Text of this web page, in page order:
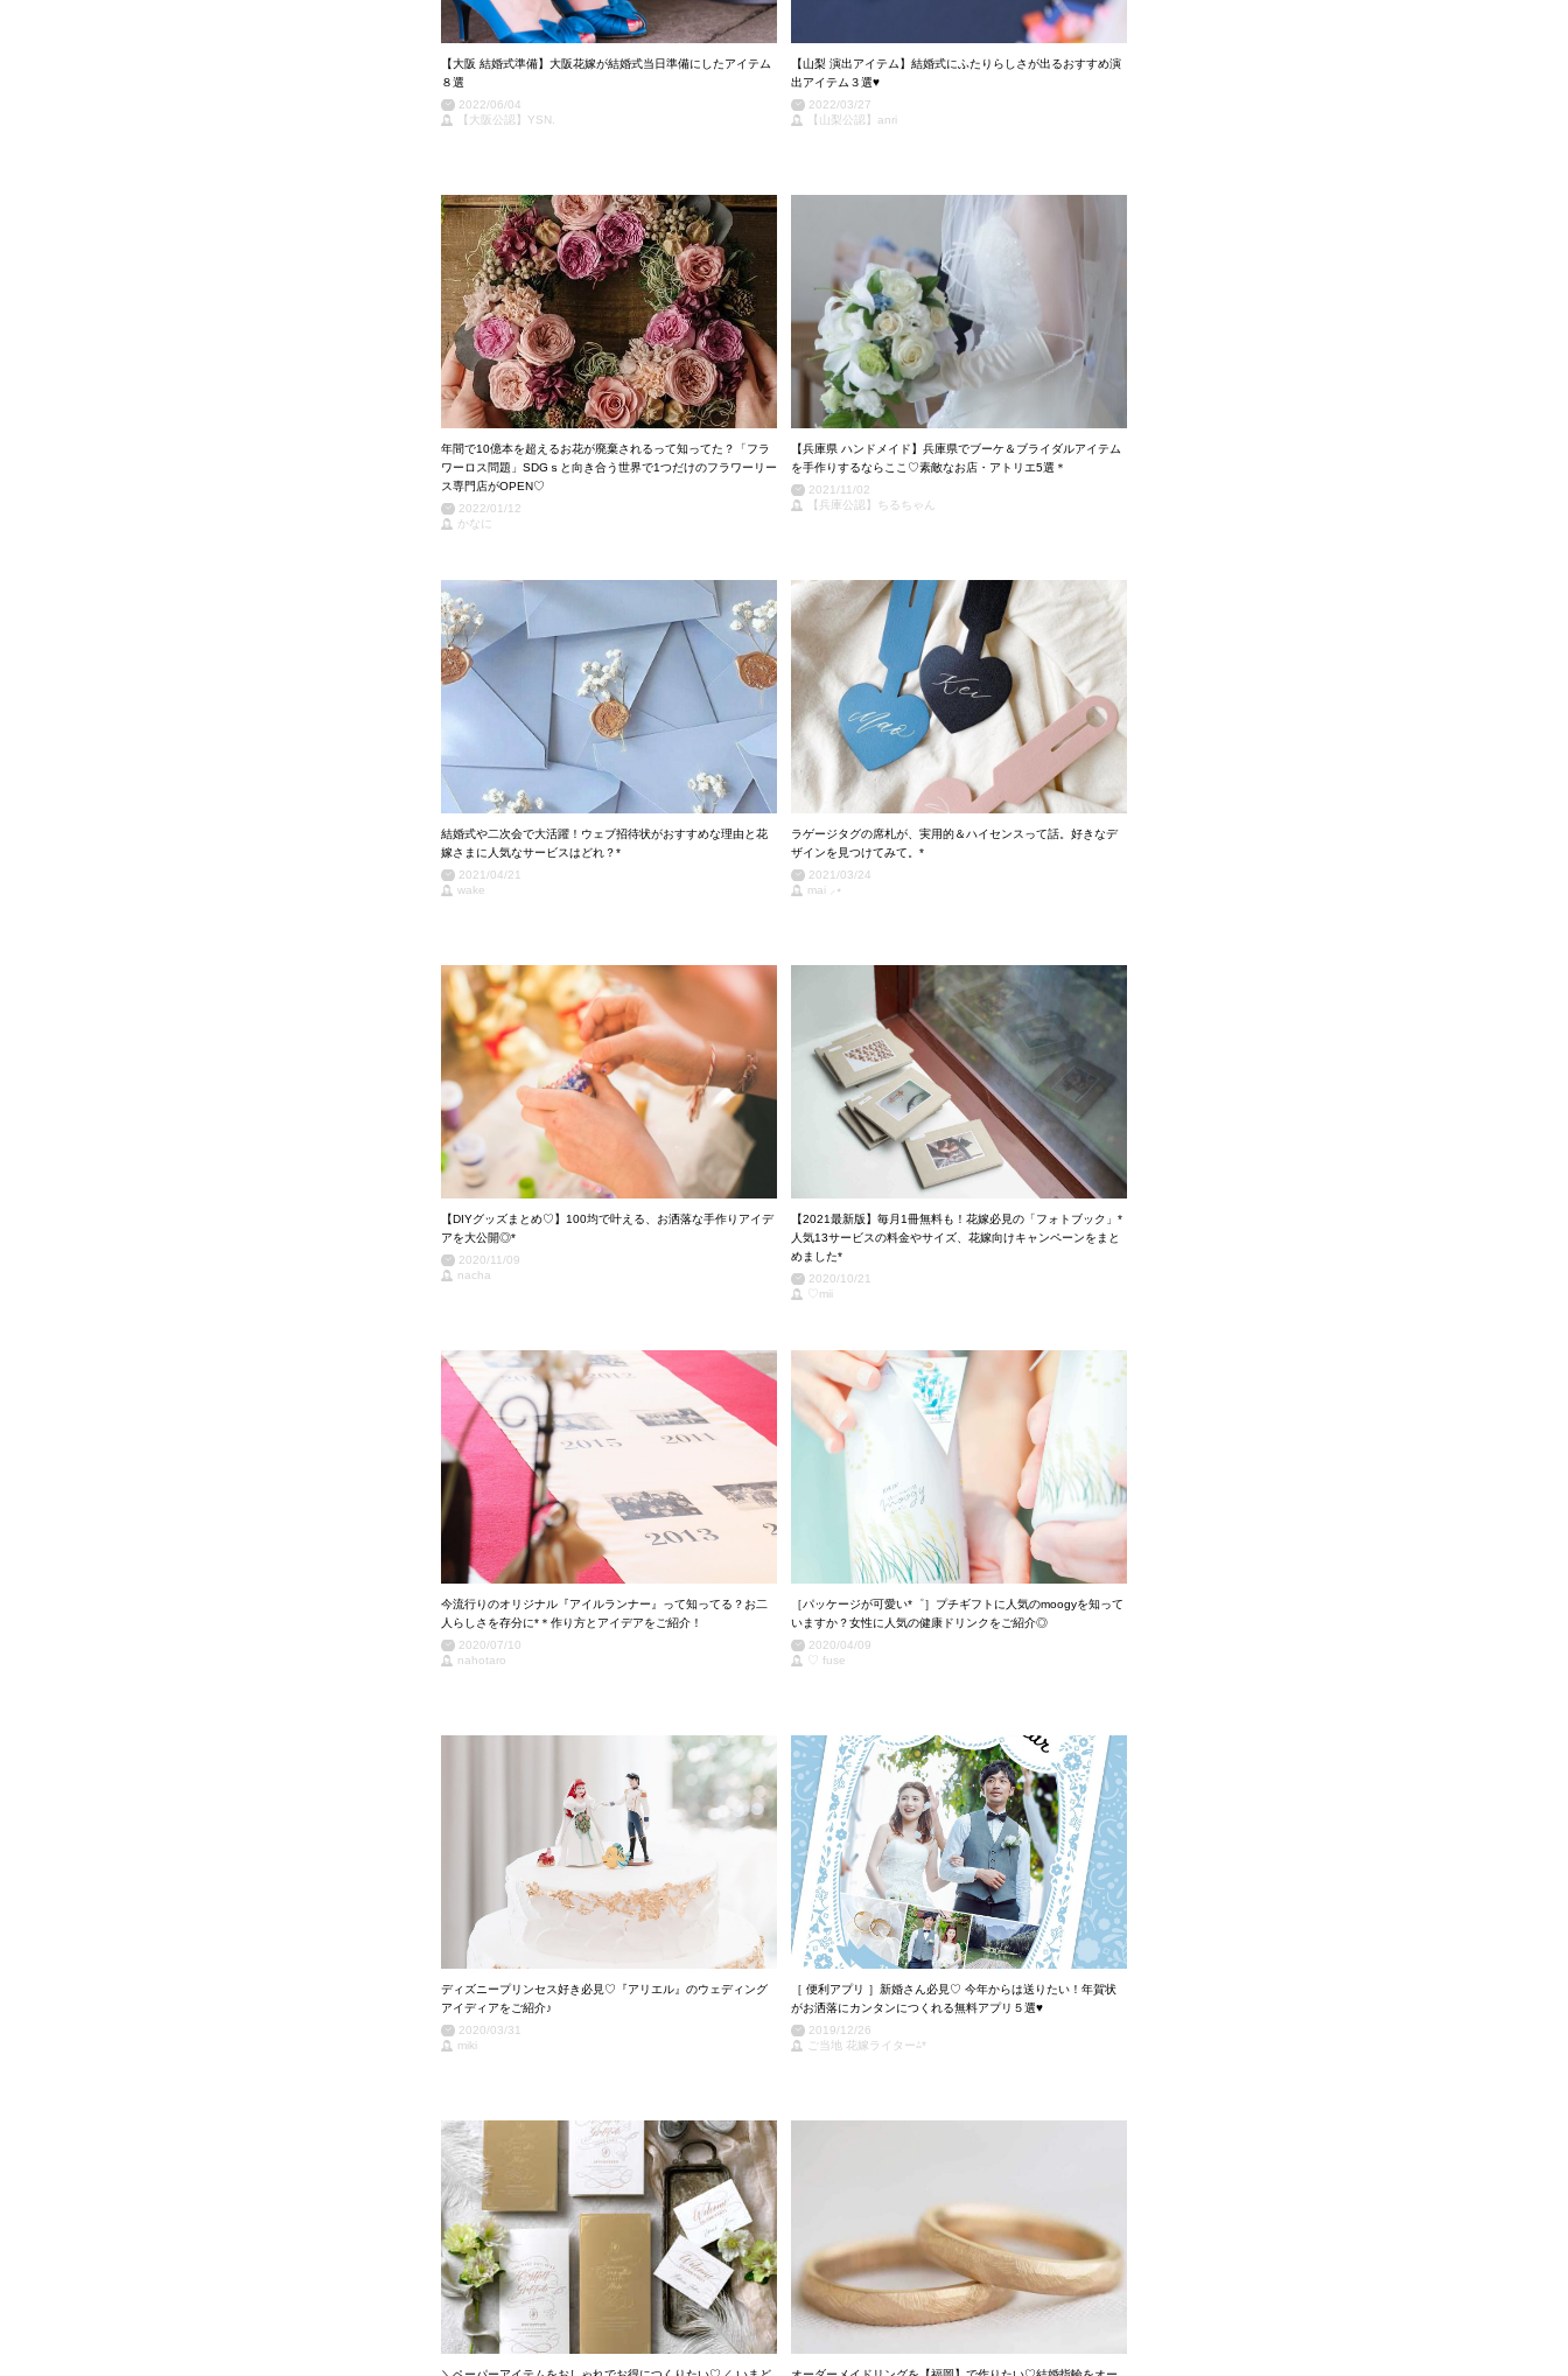
【大阪 結婚式準備】大阪花嫁が結婚式当日準備にしたアイテム
８選
2022/06/04
【大阪公認】YSN.
【山梨 演出アイテム】結婚式にふたりらしさが出るおすすめ演
出アイテム３選♥
2022/03/27
【山梨公認】anri
年間で10億本を超えるお花が廃棄されるって知ってた？「フラ
ワーロス問題」SDGｓと向き合う世界で1つだけのフラワーリー
ス専門店がOPEN♡
2022/01/12
かなに
【兵庫県 ハンドメイド】兵庫県でブーケ＆ブライダルアイテム
を手作りするならここ♡素敵なお店・アトリエ5選＊
2021/11/02
【兵庫公認】ちるちゃん
結婚式や二次会で大活躍！ウェブ招待状がおすすめな理由と花
嫁さまに人気なサービスはどれ？*
2021/04/21
wake
ラゲージタグの席札が、実用的＆ハイセンスって話。好きなデ
ザインを見つけてみて。*
2021/03/24
mai ⸝⋆
【DIYグッズまとめ♡】100均で叶える、お洒落な手作りアイデ
アを大公開◎*
2020/11/09
nacha
【2021最新版】毎月1冊無料も！花嫁必見の「フォトブック」*
人気13サービスの料金やサイズ、花嫁向けキャンペーンをまと
めました*
2020/10/21
♡mii
今流行りのオリジナル『アイルランナー』って知ってる？お二
人らしさを存分に*＊作り方とアイデアをご紹介！
2020/07/10
nahotaro
［パッケージが可愛い*゜］プチギフトに人気のmoogyを知って
いますか？女性に人気の健康ドリンクをご紹介◎
2020/04/09
♡ fuse
ディズニープリンセス好き必見♡『アリエル』のウェディング
アイディアをご紹介♪
2020/03/31
miki
［ 便利アプリ ］新婚さん必見♡ 今年からは送りたい！年賀状
がお洒落にカンタンにつくれる無料アプリ５選♥
2019/12/26
ご当地 花嫁ライター⁂*